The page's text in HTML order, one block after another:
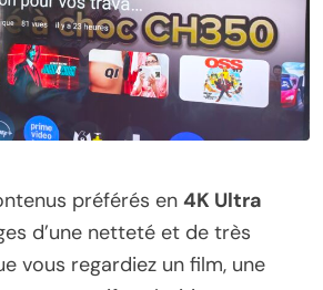
préférés en 4K Ultra
d’une netteté et de très
vous regardiez un film, une